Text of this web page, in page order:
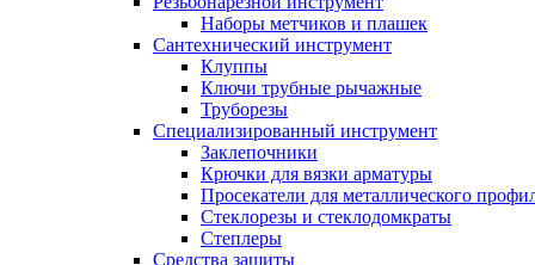
Наборы метчиков и плашек
Сантехнический инструмент
Клуппы
Ключи трубные рычажные
Труборезы
Специализированный инструмент
Заклепочники
Крючки для вязки арматуры
Просекатели для металлического
Стеклорезы и стеклодомкраты
Степлеры
Средства защиты